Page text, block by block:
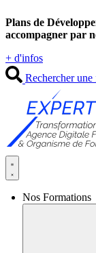
au
contenu
Plans de
accompagner par
+ d'infos
Rechercher
Nos Formations